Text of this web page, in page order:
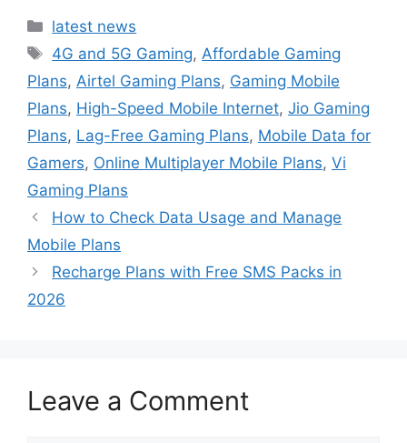
Categories
latest news
Tags
4G and 5G Gaming,Affordable Gaming
Plans, Airtel Gaming Plans, Gaming Mobile
Plans, High-Speed Mobile Internet, Jio Gaming
Plans, Lag-Free Gaming Plans, Mobile Data for
Gamers, Online Multiplayer Mobile Plans, Vi
Gaming Plans
How to Check Data Usage and Manage
Mobile Plans
Recharge Plans with Free SMS Packs in
2026
Leave a Comment